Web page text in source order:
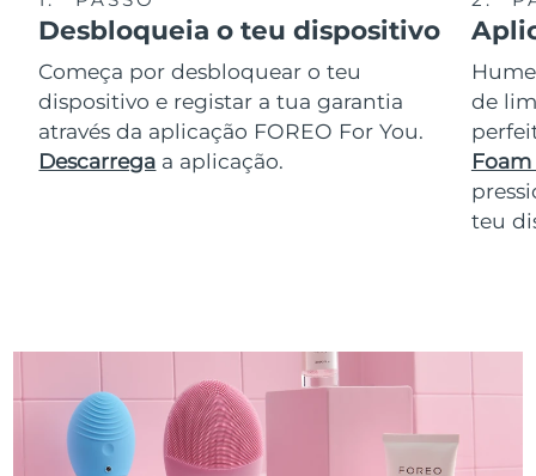
Desbloqueia o teu dispositivo
Começa por desbloquear o teu
dispositivo e registar a tua garantia
através da aplicação FOREO For You.
Descarrega a aplicação.
de
Foam
teu